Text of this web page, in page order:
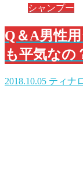
シャンプー
Q＆A男性
も平気なの
2018.10.05 ティナ